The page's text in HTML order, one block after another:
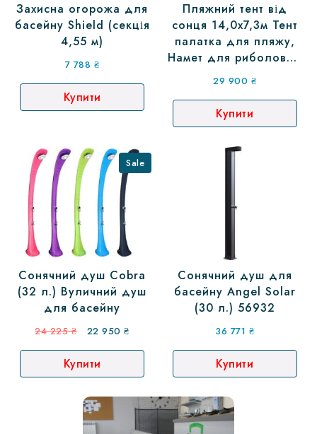
Захисна огорожа для
басейну Shield (секція
4,55 м)
7 788 ₴
Купити
Пляжний тент від
сонця 14,0х7,3м Тент
палатка для пляжу,
Намет для риболовлі,
Палатка для природи
29 900 ₴
Купити
Sale
Сонячний душ Cobra
(32 л.) Вуличний душ
для басейну
24 225₴
Оригінальна
24
225 ₴.
22 950₴Поточна
950 ₴.
Купити
Сонячний душ для
басейну Angel Solar
(30 л.) 56932
36 771 ₴
Купити